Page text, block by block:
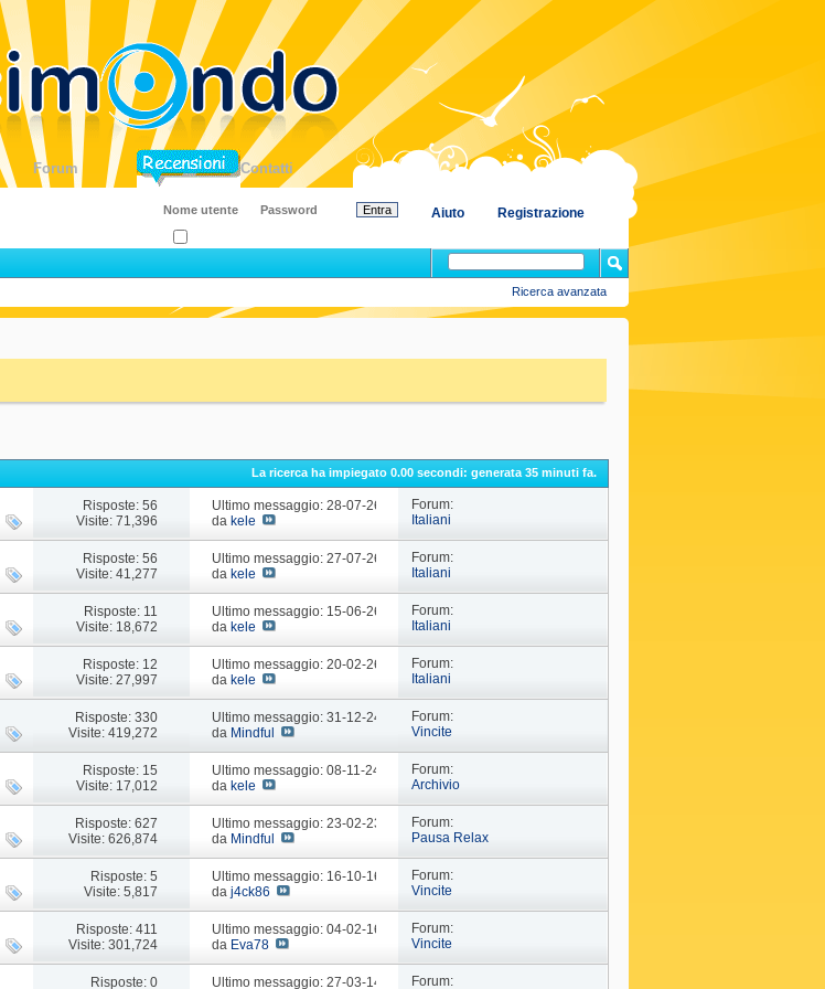
Forum Blog Contatti
Registrazione
Aiuto
Ricerca avanzata
La ricerca ha impiegato 0.00 secondi: generata 35 minuti fa.
Risposte: 56
Visite: 71,396
Ultimo messaggio: 28-07-26
09: 02
da kele
Forum:
Italiani
Risposte: 56
Visite: 41,277
Ultimo messaggio: 27-07-26
09: 23
da kele
Forum:
Italiani
Risposte: 11
Visite: 18,672
Ultimo messaggio: 15-06-26
12: 54
da kele
Forum:
Italiani
Risposte: 12
Visite: 27,997
Ultimo messaggio: 20-02-26
16: 21
da kele
Forum:
Italiani
Risposte: 330
Visite: 419,272
Ultimo messaggio: 31-12-24
09: 44
da Mindful
Forum:
Vincite
Risposte: 15
Visite: 17,012
Ultimo messaggio: 08-11-24
09: 57
da kele
Forum:
Archivio
Risposte: 627
Visite: 626,874
Ultimo messaggio: 23-02-23
10: 29
da Mindful
Forum:
Pausa Relax
Risposte: 5
Visite: 5,817
Ultimo messaggio: 16-10-16
14: 46
da j4ck86
Forum:
Vincite
Risposte: 411
Visite: 301,724
Ultimo messaggio: 04-02-16
18: 37
da Eva78
Forum:
Vincite
Risposte: 0 Ultimo messaggio: 27-03-14 19: 15Forum: